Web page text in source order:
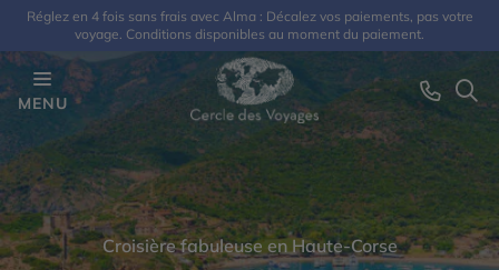
Réglez en 4 fois sans frais avec Alma : Décalez vos paiements, pas votre
voyage. Conditions disponibles au moment du paiement.
MENU
Croisière fabuleuse en Haute-Corse